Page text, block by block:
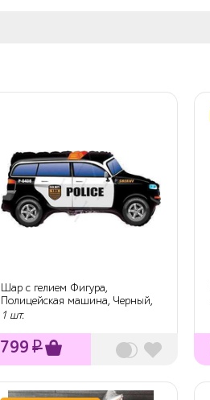
Шар с гелием Фигура,
Полицейская машина, Черный,
84 см.
1 шт.
799 ₽